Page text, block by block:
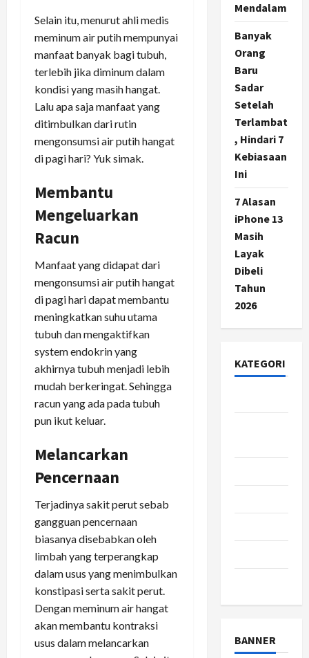
Selain itu, menurut ahli medis
meminum air putih mempunyai
manfaat banyak bagi tubuh,
terlebih jika diminum dalam
kondisi yang masih hangat.
Lalu apa saja manfaat yang
ditimbulkan dari rutin
mengonsumsi air putih hangat
di pagi hari? Yuk simak.
Membantu
Mengeluarkan
Racun
Manfaat yang didapat dari
mengonsumsi air putih hangat
di pagi hari dapat membantu
meningkatkan suhu utama
tubuh dan mengaktifkan
system endokrin yang
akhirnya tubuh menjadi lebih
mudah berkeringat. Sehingga
racun yang ada pada tubuh
pun ikut keluar.
Melancarkan
Pencernaan
Terjadinya sakit perut sebab
gangguan pencernaan
biasanya disebabkan oleh
limbah yang terperangkap
dalam usus yang menimbulkan
konstipasi serta sakit perut.
Dengan meminum air hangat
akan membantu kontraksi
usus dalam melancarkan
Mendalam
Banyak
Orang
Baru
Sadar
Setelah
Terlambat
, Hindari 7
Kebiasaan
Ini
7 Alasan
iPhone 13
Masih
Layak
Dibeli
Tahun
2026
KATEGORI
BANNER